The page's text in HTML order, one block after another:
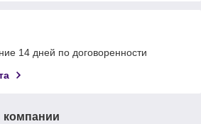
14 дней по договоренности